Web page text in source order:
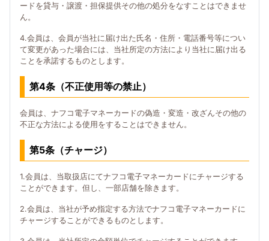
ードを貸与・譲渡・担保提供その他の処分をなすことはできませ
ん。
4.会員は、会員が当社に届け出た氏名・住所・電話番号等につい
て変更があった場合には、当社所定の方法により当社に届け出る
ことを承諾するものとします。
第4条（不正使用等の禁止）
会員は、ナフコ電子マネーカードの偽造・変造・改ざんその他の
不正な方法による使用をすることはできません。
第5条（チャージ）
1.会員は、当取扱店にてナフコ電子マネーカードにチャージする
ことができます。但し、一部店舗を除きます。
2.会員は、当社が予め指定する方法でナフコ電子マネーカードに
チャージすることができるものとします。